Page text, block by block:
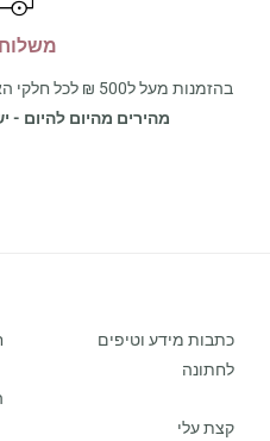
בהזמנות מעל ל500 ₪ לכל חלקי הארץ, עד 3 ימי עסקים.
מהירים מהיום להיום -
כתבות מידע וטיפים
לחתונה
קצת עלי